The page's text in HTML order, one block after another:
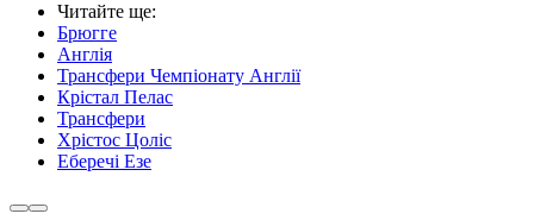
Читайте ще:
Брюгге
Англія
Трансфери Чемпіонату Англії
Крістал Пелас
Трансфери
Хрістос Цоліс
Еберечі Езе